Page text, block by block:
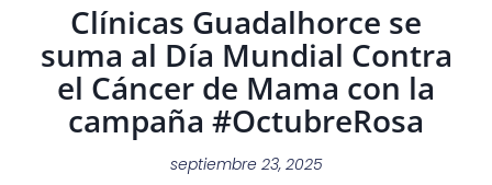
Clínicas Guadalhorce se
suma al Día Mundial Contra
el Cáncer de Mama con la
campaña #OctubreRosa
septiembre 23, 2025